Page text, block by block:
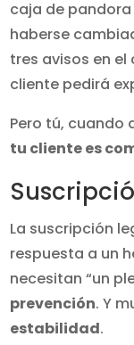
caja de
haberse
tres avisos en
cliente pedirá
Pero tú, cuando
tu cliente es
La suscripción
respuesta a un
necesitan “un
prevención. Y
estabilidad.